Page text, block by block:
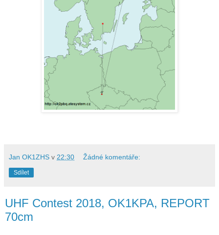
Jan OK1ZHS v 22:30 Žádné komentáře:
Sdílet
UHF Contest 2018, OK1KPA, REPORT
70cm